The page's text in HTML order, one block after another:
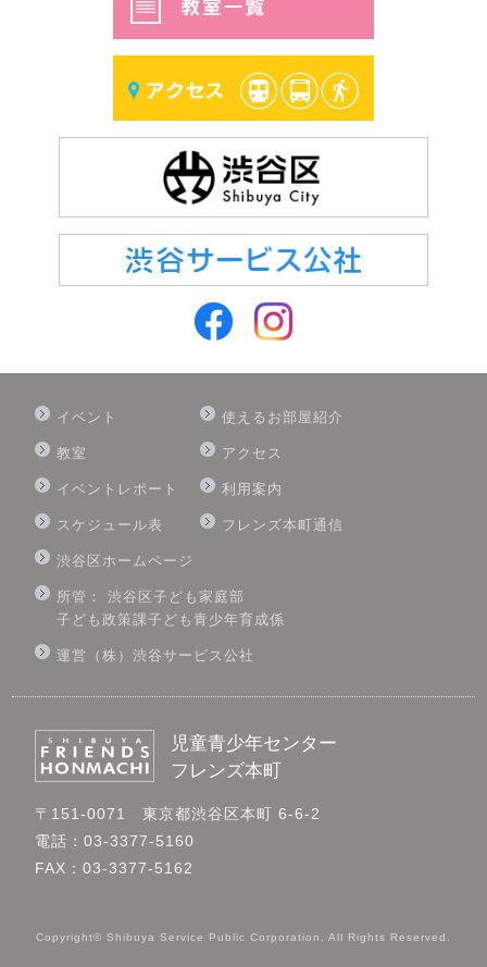
イベント
教室
イベントレポート
スケジュール表
使えるお部屋紹介
アクセス
利用案内
フレンズ本町通信
渋谷区ホームページ
所管： 渋谷区子ども家庭部
子ども政策課子ども青少年育成係
運営（株）渋谷サービス公社
児童青少年センター
フレンズ本町
〒151-0071 東京都渋谷区本町 6-6-2
電話：03-3377-5160
FAX：03-3377-5162
Copyright© Shibuya Service Public Corporation. All Rights Reserved.